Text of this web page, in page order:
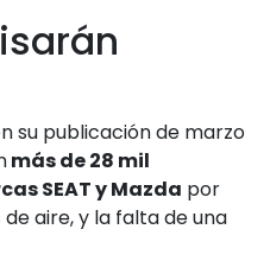
su publicación de marzo
más de 28 mil
SEAT y Mazda por
aire, y la falta de una